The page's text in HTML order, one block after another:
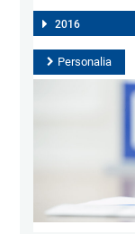
2016
Personalia